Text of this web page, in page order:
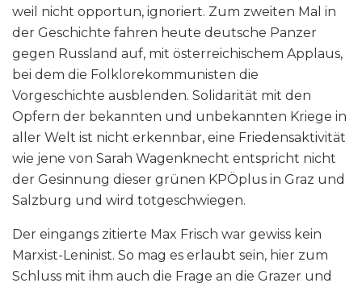
weil nicht opportun, ignoriert. Zum zweiten Mal in
der Geschichte fahren heute deutsche Panzer
gegen Russland auf, mit österreichischem Applaus,
bei dem die Folklorekommunisten die
Vorgeschichte ausblenden. Solidarität mit den
Opfern der bekannten und unbekannten Kriege in
aller Welt ist nicht erkennbar, eine Friedensaktivität
wie jene von Sarah Wagenknecht entspricht nicht
der Gesinnung dieser grünen KPÖplus in Graz und
Salzburg und wird totgeschwiegen.
Der eingangs zitierte Max Frisch war gewiss kein
Marxist-Leninist. So mag es erlaubt sein, hier zum
Schluss mit ihm auch die Frage an die Grazer und